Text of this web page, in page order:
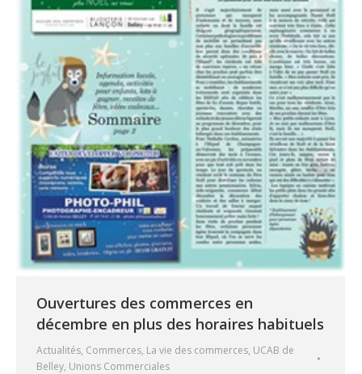
Ouvertures des commerces en
décembre en plus des horaires habituels
Actualités, Commerces, La vie des commerces, UCAB de
Belley, Unions Commerciales